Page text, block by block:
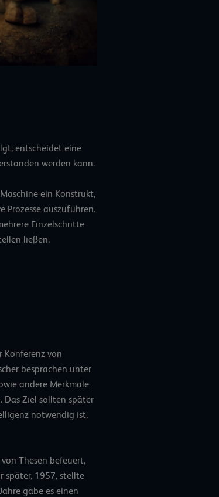
entscheidet eine
werden kann.
ein Konstrukt,
Prozesse auszuführen.
Einzelschritte
ließen.
Konferenz von
besprachen unter
andere Merkmale
Das Ziel sollten später
notwendig ist,
Thesen befeuert,
später, 1957, stellte
gäbe es einen